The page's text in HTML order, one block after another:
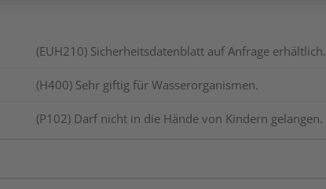
(EUH210) Sicherheitsdatenblatt auf Anfrage erhältlich.
(H400) Sehr giftig für Wasserorganismen.
(P102) Darf nicht in die Hände von Kindern gelangen.